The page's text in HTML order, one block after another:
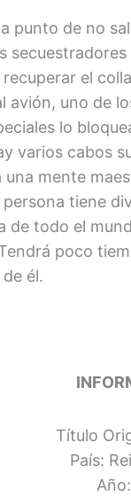
punto de no
el
avión, uno de
lo
varios cabos
una mente
tiene
de todo el
poco
él.
Título
País: